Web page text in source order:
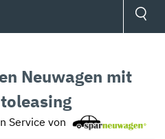
Neuwagen mit
Service von